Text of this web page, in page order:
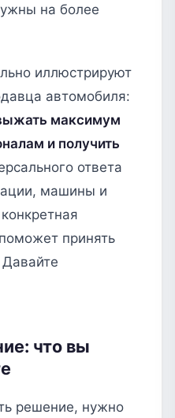
на более
иллюстрируют
автомобиля:
максимум
и получить
ответа
машины и
принять
что вы
решение, нужно